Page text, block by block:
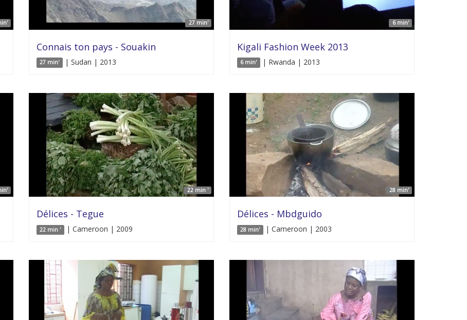
27 min'
Connais ton pays - Souakin
27 min' | Sudan | 2013
6 min'
Kigali Fashion Week 2013
6 min' | Rwanda | 2013
22 min '
Délices - Tegue
22 min ' | Cameroon | 2009
28 min'
Délices - Mbdguido
28 min' | Cameroon | 2003